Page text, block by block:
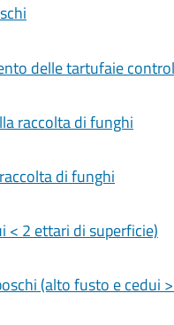
delle tartufaie
raccolta di funghi
di funghi
< 2 ettari di superficie)
(alto fusto e cedui